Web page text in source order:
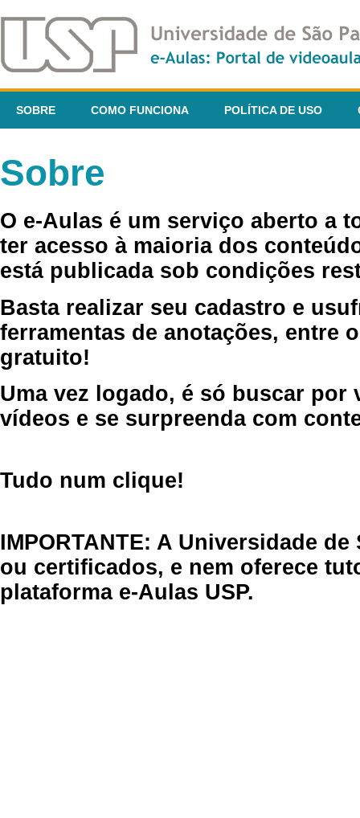
SOBRE COMO FUNCIONA POLÍTICA DE USO
Sobre
O e-Aulas é um serviço aberto a
ter acesso à maioria dos
está publicada sob condições
Basta realizar seu cadastro e
ferramentas de anotações, entre
gratuito!
Uma vez logado, é só buscar por
vídeos e se surpreenda com
Tudo num clique!
IMPORTANTE: A Universidade
ou certificados, e nem oferece
plataforma e-Aulas USP.